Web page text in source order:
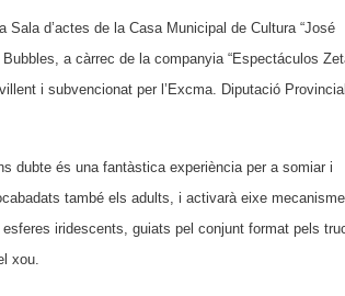
d’actes de la Casa Municipal de Cultura “José
Bubbles, a càrrec de la companyia “Espectáculos
i subvencionat per l’Excma. Diputació Provincial
dubte és una fantàstica experiència per a somiar i
també els adults, i activarà eixe mecanisme
iridescents, guiats pel conjunt format pels
xou.